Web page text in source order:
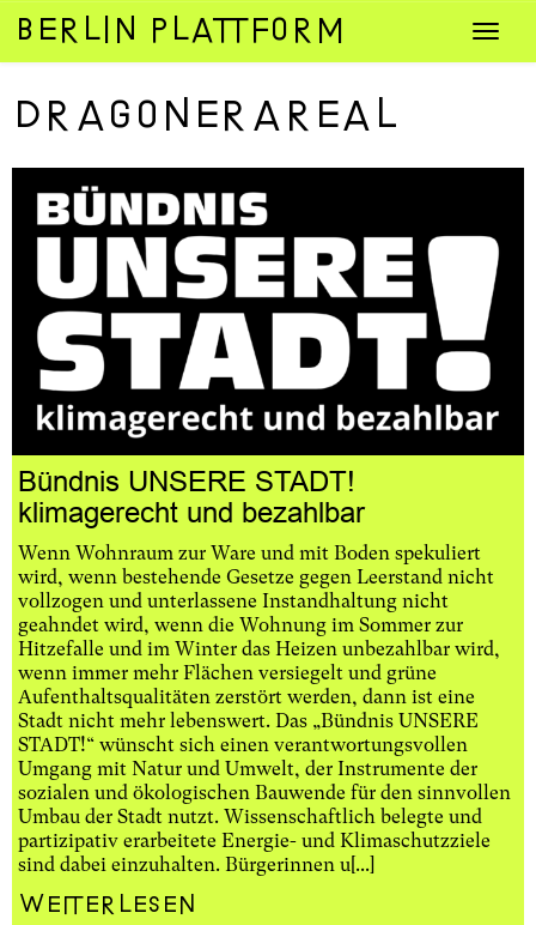
Zum
Inhalt
springen
Dragonerareal
Bündnis UNSERE STADT!
klimagerecht und bezahlbar
Wenn Wohnraum zur Ware und mit Boden spekuliert
wird, wenn bestehende Gesetze gegen Leerstand nicht
vollzogen und unterlassene Instandhaltung nicht
geahndet wird, wenn die Wohnung im Sommer zur
Hitzefalle und im Winter das Heizen unbezahlbar wird,
wenn immer mehr Flächen versiegelt und grüne
Aufenthaltsqualitäten zerstört werden, dann ist eine
Stadt nicht mehr lebenswert. Das „Bündnis UNSERE
STADT!“ wünscht sich einen verantwortungsvollen
Umgang mit Natur und Umwelt, der Instrumente der
sozialen und ökologischen Bauwende für den sinnvollen
Umbau der Stadt nutzt. Wissenschaftlich belegte und
partizipativ erarbeitete Energie- und Klimaschutzziele
sind dabei einzuhalten. Bürgerinnen u[...]
Weiterlesen